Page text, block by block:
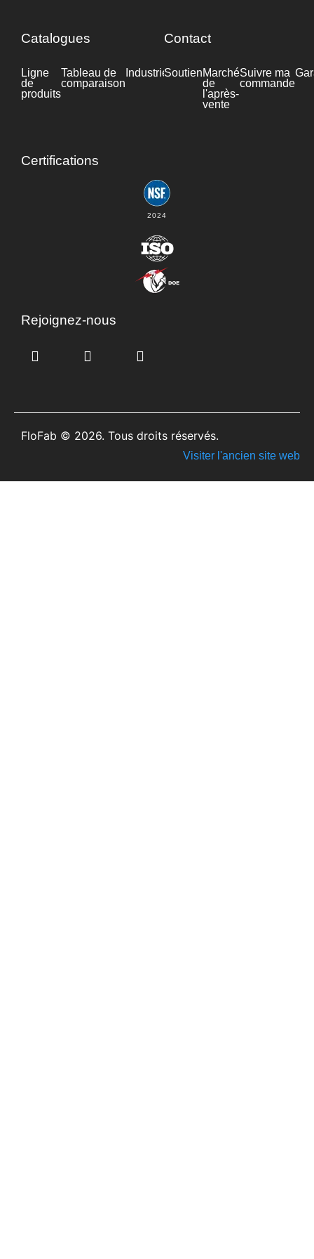
Catalogues
Ligne
de
produits
Tableau de
comparaison
IndustrieFiche
technique
Contact
SoutienMarché
de
l'après-
vente
Suivre ma
commande
Certifications
2024
Rejoignez-nous
FloFab © 2026. Tous droits réservés.
Visiter l'ancien site web